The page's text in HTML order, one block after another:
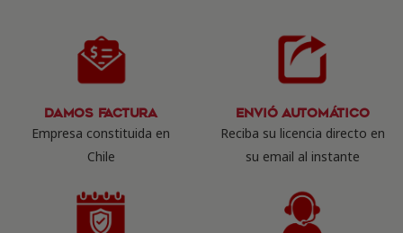
Damos Factura
Empresa constituida en
Chile
Envió Automático
Reciba su licencia directo en
su email al instante